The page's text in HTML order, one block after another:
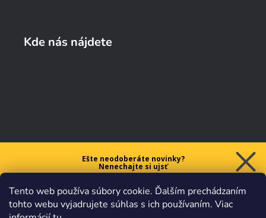
Tento web používa súbory cookie. Ďalším prechádzaním
tohto webu vyjadrujete súhlas s ich používaním. Viac
Kde nás nájdete
Ešte neodoberáte novinky?
Nenechajte si ujsť
na prvý nákup nad 40 €.